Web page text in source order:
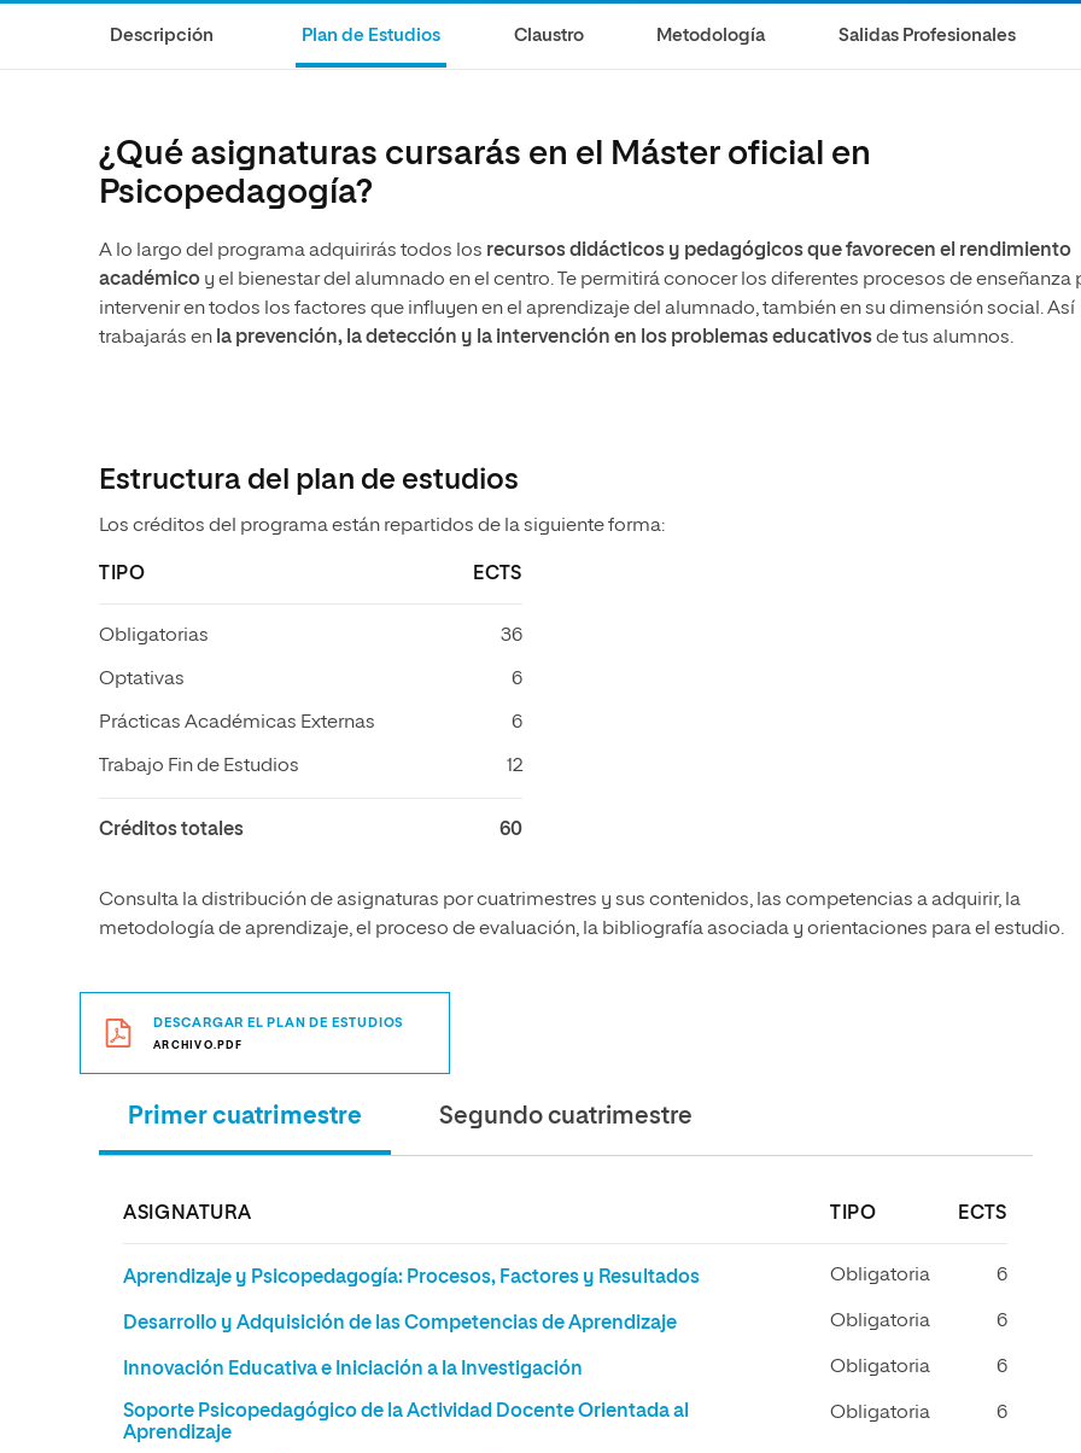
Humanidades
Música
Descripción Plan de Estudios Claustro Metodología Salidas Profesionales
¿Qué asignaturas cursarás en el Máster oficial en
Psicopedagogía?
A lo largo del programa adquirirás todos los recursos didácticos y pedagógicos que favorecen el rendimiento
académico y el bienestar del alumnado en el centro. Te permitirá conocer los diferentes procesos de enseñanza
intervenir en todos los factores que influyen en el aprendizaje del alumnado, también en su dimensión social. Así
trabajarás en la prevención, la detección y la intervención en los problemas educativosde tus alumnos.
Estructura del plan de estudios
Los créditos del programa están repartidos de la siguiente forma:
TIPO ECTS
Obligatorias 36
Optativas 6
Prácticas Académicas Externas 6
Trabajo Fin de Estudios 12
Créditos totales 60
Consulta la distribución de asignaturas por cuatrimestres y sus contenidos, las competencias a adquirir, la
metodología de aprendizaje, el proceso de evaluación, la bibliografía asociada y orientaciones para el estudio.
DESCARGAR EL PLAN DE ESTUDIOS
ARCHIVO.PDF
Primer cuatrimestre Segundo cuatrimestre
ASIGNATURA TIPO ECTS
Aprendizaje y Psicopedagogía: Procesos, Factores y Resultados Obligatoria 6
Desarrollo y Adquisición de las Competencias de Aprendizaje Obligatoria 6
Innovación Educativa e Iniciación a la Investigación Obligatoria 6
Soporte Psicopedagógico de la Actividad Docente Orientada al
Aprendizaje
Obligatoria 6